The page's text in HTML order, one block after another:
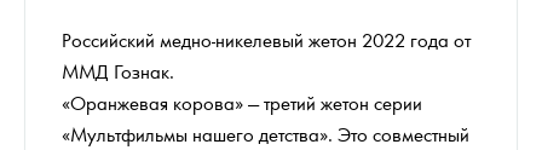
Российский медно-никелевый жетон 2022 года от
ММД Гознак.
«Оранжевая корова» — третий жетон серии
«Мультфильмы нашего детства». Это совместный